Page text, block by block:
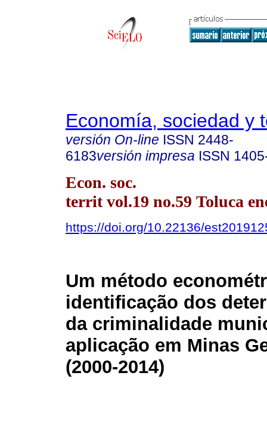
Economía, sociedad y
versión On-line ISSN 2448-
6183versión impresa ISSN
Econ. soc.
territ vol.19 no.59 Toluca
https://doi.org/10.22136/
Um método
identificação dos
da criminalidade
aplicação em Minas
(2000-2014)